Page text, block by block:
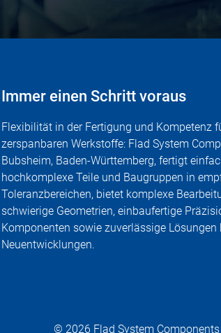
Immer einen Schritt voraus
Flexibilität in der Fertigung und Kompetenz
zerspanbaren Werkstoffe: Flad System
Bubsheim, Baden-Württemberg, fertigt
hochkomplexe Teile und Baugruppen in
Toleranzbereichen, bietet komplexe
schwierige Geometrien, einbaufertige
Komponenten sowie zuverlässige Lösungen
Neuentwicklungen.
© 2026 Flad System Components